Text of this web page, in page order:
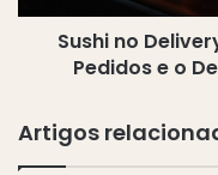
de
Pedidos
da
Entrega
Sushi no
Pedidos e o
Artigos